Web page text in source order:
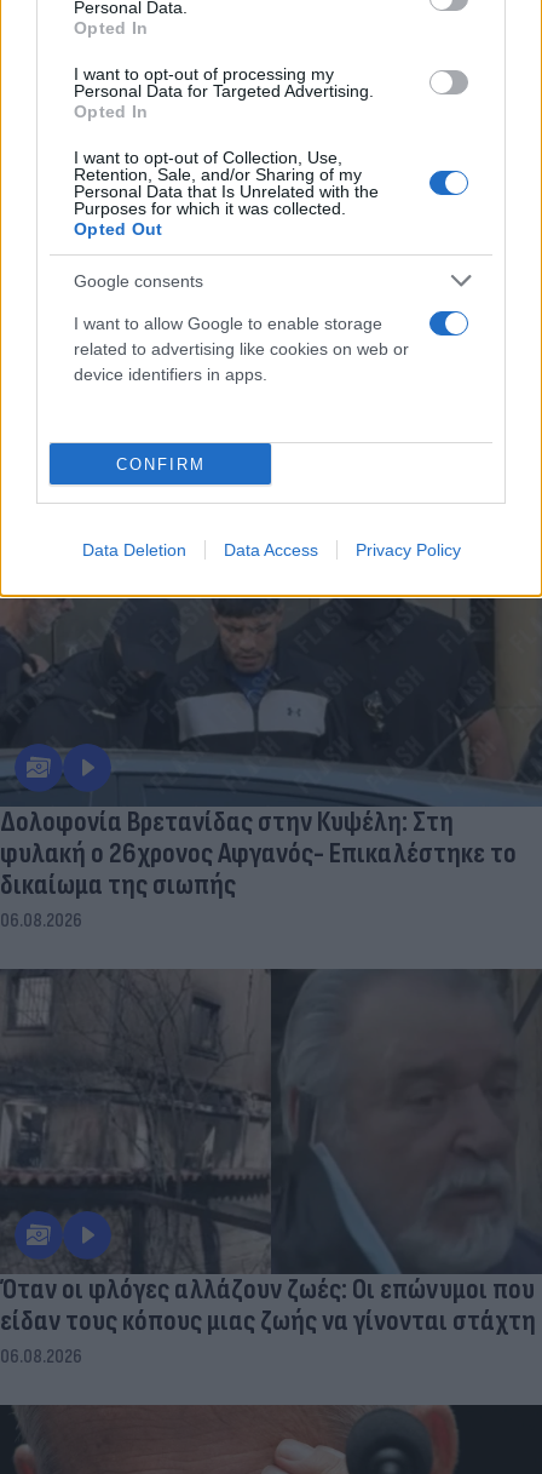
Personal Data.
Opted In
I want to opt-out of processing my
Personal Data for Targeted Advertising.
Opted In
I want to opt-out of Collection, Use,
Retention, Sale, and/or Sharing of my
Personal Data that Is Unrelated with the
Purposes for which it was collected.
Opted Out
Google consents
I want to allow Google to enable storage
related to advertising like cookies on web or
device identifiers in apps.
CONFIRM
Data Deletion Data Access Privacy Policy
αν συμβάλλει στην επιστροφή των
Γλυπτών του Παρθενώνα»
06.08.2026
Δολοφονία Βρετανίδας στην Κυψέλη: Στη
φυλακή ο 26χρονος Αφγανός- Επικαλέστηκε το
δικαίωμα της σιωπής
06.08.2026
Όταν οι φλόγες αλλάζουν ζωές: Οι επώνυμοι που
είδαν τους κόπους μιας ζωής να γίνονται στάχτη
06.08.2026